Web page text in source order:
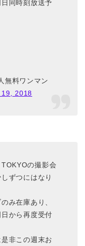
同時刻放送予
無料ワンマン
19, 2018
の撮影会
ずつにはなり
み在庫あり、
から再度受付
非この週末お